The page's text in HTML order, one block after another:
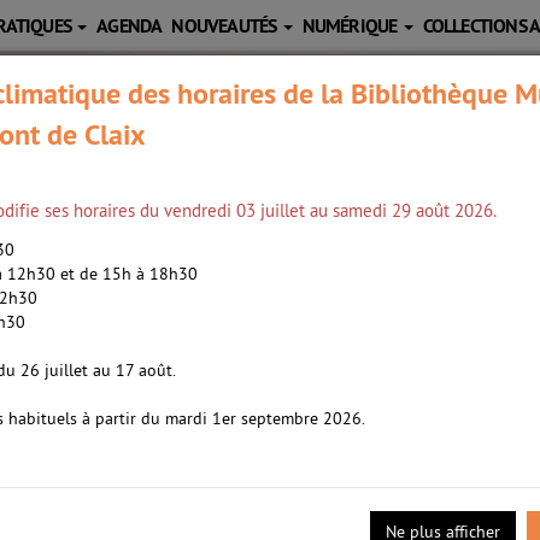
AGENDA NOUVEAUTÉS NUMÉRIQUE COLLECTIONS
(1976-....). Auteur
les nerfs, les écrans qui dévorent le cerveau, le travail qui
qui guette les hommes de mon âge. C'est simple. On va partir
Le narrateur a des fourmis dans les jambes. Sa compagne,
des horaires de la Bibliothèque
de Claix
ses horaires du vendredi 03 juillet au samedi 29 août 2026.
12h30 et de 15h à 18h30
26 juillet au 17 août.
habituels à partir du mardi 1er septembre 2026.
Ne plus afficher